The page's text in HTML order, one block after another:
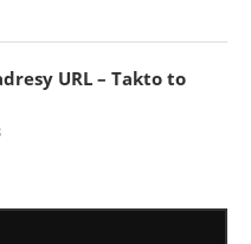
URL – Takto to